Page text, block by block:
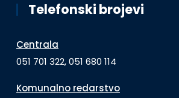
Telefonski brojevi
Centrala
051 701 322, 051 680 114
Komunalno redarstvo